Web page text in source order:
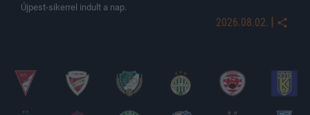
Újpest-sikerrel indult a nap.
2026.08.02. |